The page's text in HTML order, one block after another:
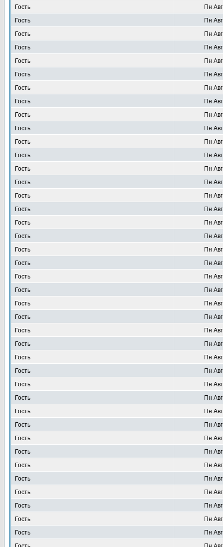
Гость
Пн
Гость
Пн
Гость
Пн
Гость
Пн
Гость
Пн
Гость
Пн
Гость
Пн
Гость
Пн
Гость
Пн
Гость
Пн
Гость
Пн
Гость
Пн
Гость
Пн
Гость
Пн
Гость
Пн
Гость
Пн
Гость
Пн
Гость
Пн
Гость
Пн
Гость
Пн
Гость
Пн
Гость
Пн
Гость
Пн
Гость
Пн
Гость
Пн
Гость
Пн
Гость
Пн
Гость
Пн
Гость
Пн
Гость
Пн
Гость
Пн
Гость
Пн
Гость
Пн
Гость
Пн
Гость
Пн
Гость
Пн
Гость
Пн
Гость
Пн
Гость
Пн
Гость
Пн